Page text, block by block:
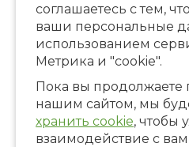
соглашаетесь с тем,
ваши персональные
использованием
Метрика и "cookie".
Пока вы продолжаете
нашим сайтом, мы
хранить cookie, чтобы
взаимодействие с